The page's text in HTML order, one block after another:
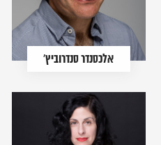
אלכסנדר סנדרוביץ'